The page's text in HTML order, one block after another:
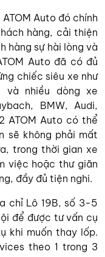
Auto đó chính
hàng, cải thiện
hàng sự hài lòng và
Auto đã có đủ
chiếc siêu xe như
và nhiều dòng xe
BMW, Audi,
ATOM Auto có thể
sẽ không phải mất
trong thời gian xe
việc hoặc thư giãn
đầy đủ tiện nghi.
chỉ Lô 19B, số 3-5
để được tư vấn cụ
khi muốn thay lốp.
theo 1 trong 3